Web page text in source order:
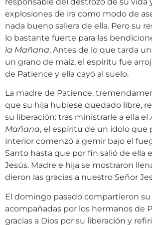
explosiones de ira como modo de
nada bueno saliera de ella. Pero su
lo bastante fuerte para las
la Mañana. Antes de lo que tarda
un grano de maíz, el espíritu fue
de Patience y ella cayó al suelo.
La madre de Patience,
que su hija hubiese quedado libre,
su liberación: tras ministrarle a ella el
Mañana, el espíritu de un ídolo que
interior comenzó a gemir bajo el
Santo hasta que por fin salió de ella
Jesús. Madre e hija se mostraron
dieron las gracias a nuestro Señor
El domingo pasado compartieron
acompañadas por los hermanos de
gracias a Dios por su liberación y